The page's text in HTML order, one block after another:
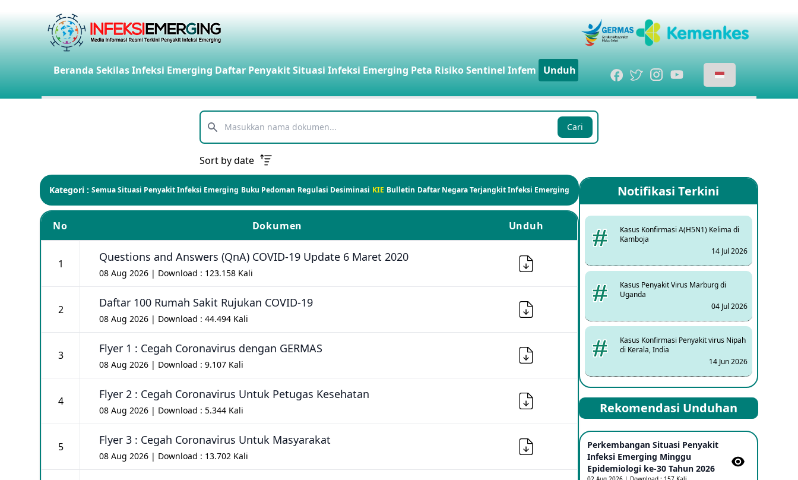
Beranda Sekilas Infeksi Emerging Daftar PenyakitSituasi Infeksi Emerging Peta RisikoSentinel Infem Unduh
Telusuri Cari
Sort by date
Kategori : Semua Situasi Penyakit Infeksi Emerging Buku Pedoman Regulasi Desiminasi KIE Bulletin Daftar Negara Terjangkit Infeksi Emerging
No Dokumen Unduh
1 Questions and Answers (QnA) COVID-19 Update 6 Maret 2020
08 Aug 2026 | Download : 123.158 Kali
2 Daftar 100 Rumah Sakit Rujukan COVID-19
08 Aug 2026 | Download : 44.494 Kali
3 Flyer 1 : Cegah Coronavirus dengan GERMAS
08 Aug 2026 | Download : 9.107 Kali
4 Flyer 2 : Cegah Coronavirus Untuk Petugas Kesehatan
08 Aug 2026 | Download : 5.344 Kali
5 Flyer 3 : Cegah Coronavirus Untuk Masyarakat
08 Aug 2026 | Download : 13.702 Kali
Notifikasi Terkini
Kasus Konfirmasi A(H5N1) Kelima di
Kamboja
14 Jul 2026
Kasus Penyakit Virus Marburg di
Uganda
04 Jul 2026
Kasus Konfirmasi Penyakit virus Nipah
di Kerala, India
14 Jun 2026
Kasus Dicurigai Penyakit virus Nipah di
Kerala, India
12 Jun 2026
Mpox Clade 1b di Taiwan
25 May 2026
Rekomendasi Unduhan
Perkembangan Situasi Penyakit
Infeksi Emerging Minggu
Epidemiologi ke-30 Tahun 2026